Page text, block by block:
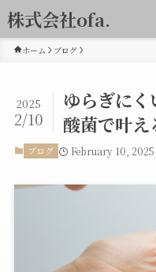
株式会社ofa.
ホーム ブログ
ゆらぎに
酸菌で叶
2025
2/10
ブログ February 10, 2025